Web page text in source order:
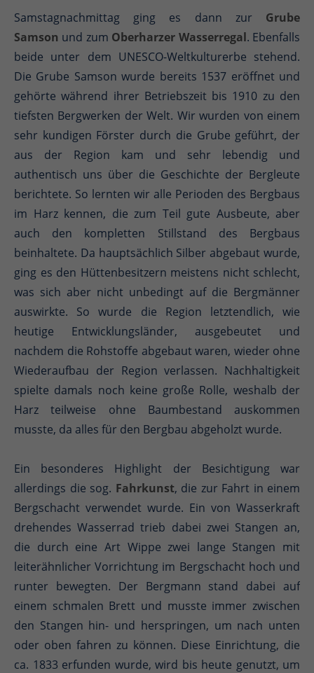
Samstagnachmittag ging es dann zur Grube
Samson und zum Oberharzer Wasserregal. Ebenfalls
beide unter dem UNESCO-Weltkulturerbe stehend.
Die Grube Samson wurde bereits 1537 eröffnet und
gehörte während ihrer Betriebszeit bis 1910 zu den
tiefsten Bergwerken der Welt. Wir wurden von einem
sehr kundigen Förster durch die Grube geführt, der
aus der Region kam und sehr lebendig und
authentisch uns über die Geschichte der Bergleute
berichtete. So lernten wir alle Perioden des Bergbaus
im Harz kennen, die zum Teil gute Ausbeute, aber
auch den kompletten Stillstand des Bergbaus
beinhaltete. Da hauptsächlich Silber abgebaut wurde,
ging es den Hüttenbesitzern meistens nicht schlecht,
was sich aber nicht unbedingt auf die Bergmänner
auswirkte. So wurde die Region letztendlich, wie
heutige Entwicklungsländer, ausgebeutet und
nachdem die Rohstoffe abgebaut waren, wieder ohne
Wiederaufbau der Region verlassen. Nachhaltigkeit
spielte damals noch keine große Rolle, weshalb der
Harz teilweise ohne Baumbestand auskommen
musste, da alles für den Bergbau abgeholzt wurde.
Ein besonderes Highlight der Besichtigung war
allerdings die sog. Fahrkunst, die zur Fahrt in einem
Bergschacht verwendet wurde. Ein von Wasserkraft
drehendes Wasserrad trieb dabei zwei Stangen an,
die durch eine Art Wippe zwei lange Stangen mit
leiterähnlicher Vorrichtung im Bergschacht hoch und
runter bewegten. Der Bergmann stand dabei auf
einem schmalen Brett und musste immer zwischen
den Stangen hin- und herspringen, um nach unten
oder oben fahren zu können. Diese Einrichtung, die
ca. 1833 erfunden wurde, wird bis heute genutzt, um